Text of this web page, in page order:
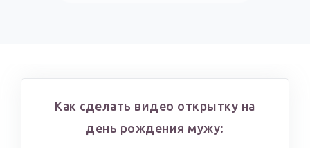
Как сделать видео открытку на
день рождения мужу: